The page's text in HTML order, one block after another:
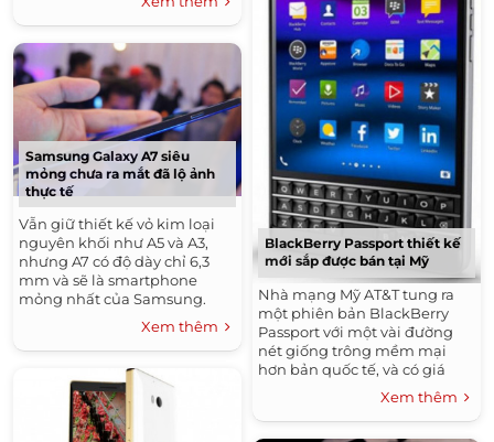
Samsung Galaxy A7 siêu
mỏng chưa ra mắt đã lộ ảnh
thực tế
Vẫn giữ thiết kế vỏ kim loại
nguyên khối như A5 và A3,
nhưng A7 có độ dày chỉ 6,3
mm và sẽ là smartphone
mỏng nhất của Samsung.
Xem thêm
BlackBerry Passport thiết kế
mới sắp được bán tại Mỹ
Nhà mạng Mỹ AT&T tung ra
một phiên bản BlackBerry
Passport với một vài đường
nét giống trông mềm mại
hơn bản quốc tế, và có giá
Xem thêm